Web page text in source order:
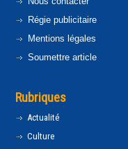
Régie publicitaire
Mentions légales
Soumettre article
Rubriques
Actualité
Culture